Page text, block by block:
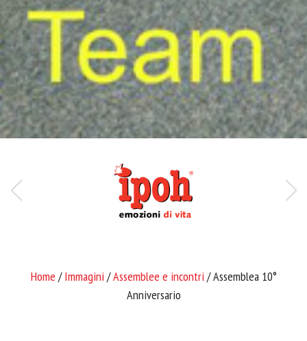
Home /Immagini /Assemblee e incontri / Assemblea 10°
Anniversario